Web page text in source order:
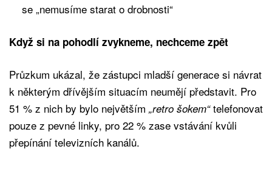
se „nemusíme starat o drobnosti“
Když si na pohodlí zvykneme, nechceme zpět
Průzkum ukázal, že zástupci mladší generace si návrat
k některým dřívějším situacím neumějí představit. Pro
51 % z nich by bylo největším „retro šokem“telefonovat
pouze z pevné linky, pro 22 % zase vstávání kvůli
přepínání televizních kanálů.